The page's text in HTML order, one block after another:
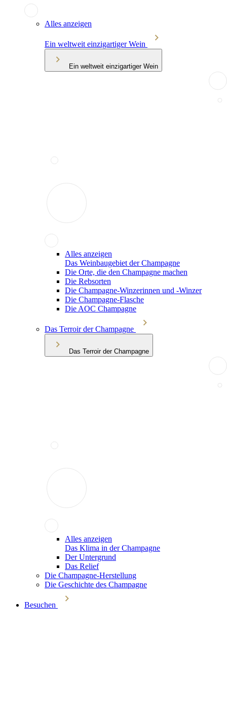
Alles anzeigen
Ein weltweit einzigartiger Wein
Ein weltweit einzigartiger Wein
Alles anzeigen
Das Weinbaugebiet der Champagne
Die Orte, die den Champagne machen
Die Rebsorten
Die Champagne-Winzerinnen und -Winzer
Die Champagne-Flasche
Die AOC Champagne
Das Terroir der Champagne
Das Terroir der Champagne
Alles anzeigen
Das Klima in der Champagne
Der Untergrund
Das Relief
Die Champagne-Herstellung
Die Geschichte des Champagne
Besuchen